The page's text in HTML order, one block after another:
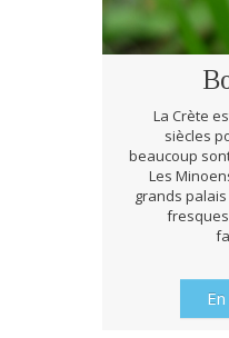
La Crète
siècles
beaucoup
Les
grands
fresques